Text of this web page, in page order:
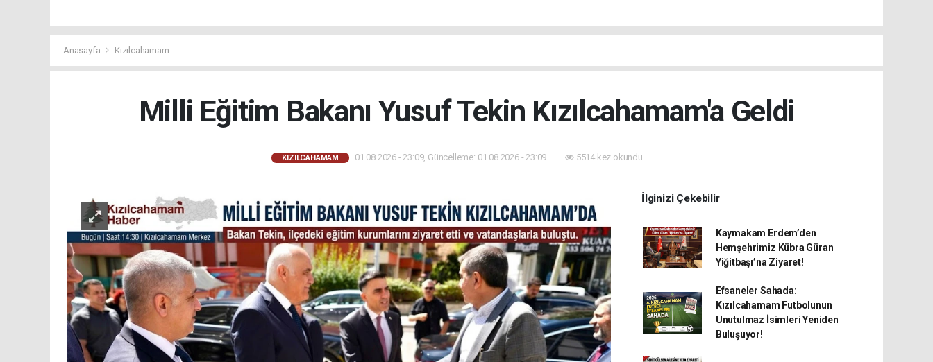
Anasayfa Kızılcahamam
Milli Eğitim Bakanı Yusuf Tekin Kızılcahamam'a Geldi
KIZILCAHAMAM 01.08.2026 - 23:09, Güncelleme: 01.08.2026 - 23:09 5514 kez okundu.
İlginizi Çekebilir
Kaymakam Erdem’den
Hemşehrimiz Kübra Güran
Yiğitbaşı’na Ziyaret!
Efsaneler Sahada:
Kızılcahamam Futbolunun
Unutulmaz İsimleri Yeniden
Buluşuyor!